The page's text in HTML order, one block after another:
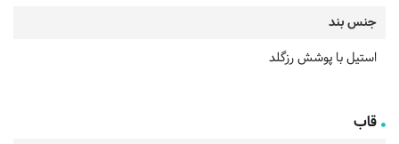
جنس بند
استیل با پوشش رزگلد
قاب